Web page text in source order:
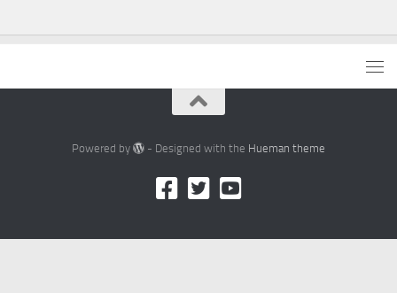
Powered by - Designed with the Hueman theme